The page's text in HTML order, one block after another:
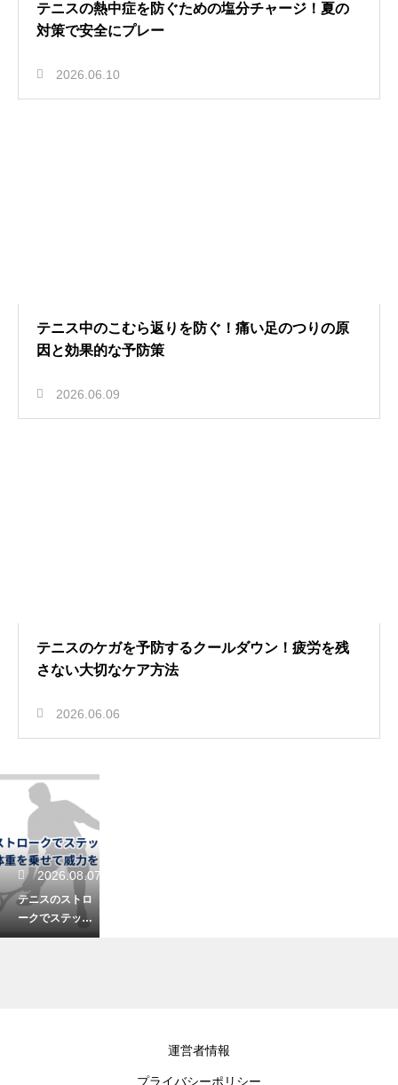
テニスの熱中症を防ぐための塩分チャージ！夏の
対策で安全にプレー
2026.06.10
テニス中のこむら返りを防ぐ！痛い足のつりの原
因と効果的な予防策
2026.06.09
テニスのケガを予防するクールダウン！疲労を残
さない大切なケア方法
2026.06.06
2026.08.07
テニスのストロ
ークでステップ
インして打つ！
運営者情報
プライバシーポリシー